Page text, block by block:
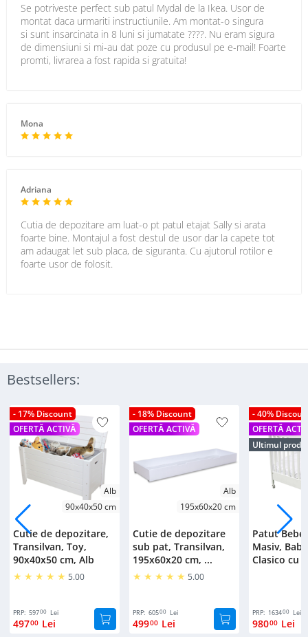
Se potriveste perfect sub patul Mydal de la Ikea. Usor de
montat daca urmariti instructiunile. Am montat-o singura
si sunt insarcinata in 8 luni si jumatate ????. Nu eram sigura
de dimensiuni si mi-au dat poze cu produsul pe e-mail! Foarte
promti, livrarea a fost rapida si gratuita!
Mona
Adriana
Cutia de depozitare am luat-o pt patul etajat Sally si arata
foarte bine. Montajul a fost destul de usor dar la capete tot
am adaugat let sub placa, de siguranta. Cu ajutorul rotilor e
foarte usor de folosit.
Bestsellers:
- 17% Discount
OFERTĂ ACTIVĂ
Alb
90x40x50 cm
Cutie de depozitare,
Transilvan, Toy,
90x40x50 cm, Alb
5.00
PRP: 59700 Lei
49700 Lei
- 18% Discount
OFERTĂ ACTIVĂ
Alb
195x60x20 cm
Cutie de depozitare
sub pat, Transilvan,
195x60x20 cm, ...
5.00
PRP: 60500 Lei
49900 Lei
- 40%
OFERTĂ
Ultimul
Patut
Masiv,
Clasico cu
PRP: 163400 Lei
98000 Lei